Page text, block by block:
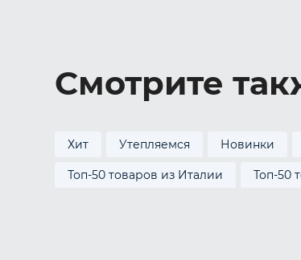
Смотрите
Хит Утепляемся Новинки
Топ-50 товаров из Италии Топ-50